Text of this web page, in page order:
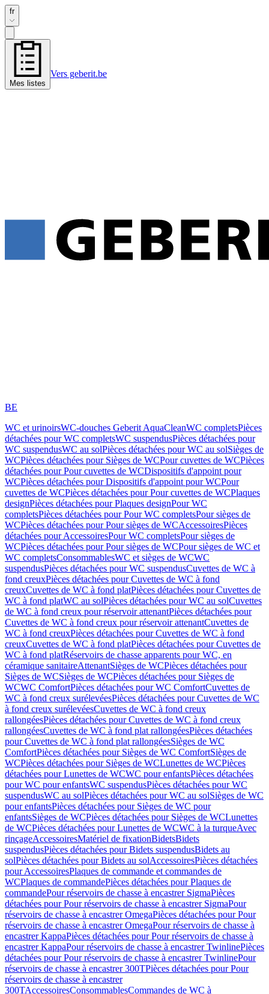
fr
Mes listes
Vers geberit.be
BE
WC et urinoirsWC-douches Geberit AquaCleanWC completsPièces
détachées pour WC completsWC suspendusPièces détachées pour
WC suspendusWC au solPièces détachées pour WC au solSièges de
WCPièces détachées pour Sièges de WCPour cuvettes de WCPièces
détachées pour Pour cuvettes de WCDispositifs d'appoint pour
WCPièces détachées pour Dispositifs d'appoint pour WCPour
cuvettes de WCPièces détachées pour Pour cuvettes de WCPlaques
designPièces détachées pour Plaques designPour WC
completsPièces détachées pour Pour WC completsPour sièges de
WCPièces détachées pour Pour sièges de WCAccessoiresPièces
détachées pour AccessoiresPour WC completsPour sièges de
WCPièces détachées pour Pour sièges de WCPour sièges de WC et
WC completsConsommablesWC et sièges de WCWC
suspendusPièces détachées pour WC suspendusCuvettes de WC à
fond creuxPièces détachées pour Cuvettes de WC à fond
creuxCuvettes de WC à fond platPièces détachées pour Cuvettes de
WC à fond platWC au solPièces détachées pour WC au solCuvettes
de WC à fond creux pour réservoir attenantPièces détachées pour
Cuvettes de WC à fond creux pour réservoir attenantCuvettes de
WC à fond creuxPièces détachées pour Cuvettes de WC à fond
creuxCuvettes de WC à fond platPièces détachées pour Cuvettes de
WC à fond platRéservoirs de chasse apparents pour WC, en
céramique sanitaireAttenantSièges de WCPièces détachées pour
Sièges de WCSièges de WCPièces détachées pour Sièges de
WCWC ComfortPièces détachées pour WC ComfortCuvettes de
WC à fond creux surélevéesPièces détachées pour Cuvettes de WC
à fond creux surélevéesCuvettes de WC à fond creux
rallongéesPièces détachées pour Cuvettes de WC à fond creux
rallongéesCuvettes de WC à fond plat rallongéesPièces détachées
pour Cuvettes de WC à fond plat rallongéesSièges de WC
ComfortPièces détachées pour Sièges de WC ComfortSièges de
WCPièces détachées pour Sièges de WCLunettes de WCPièces
détachées pour Lunettes de WCWC pour enfantsPièces détachées
pour WC pour enfantsWC suspendusPièces détachées pour WC
suspendusWC au solPièces détachées pour WC au solSièges de WC
pour enfantsPièces détachées pour Sièges de WC pour
enfantsSièges de WCPièces détachées pour Sièges de WCLunettes
de WCPièces détachées pour Lunettes de WCWC à la turqueAvec
rinçageAccessoiresMatériel de fixationBidetsBidets
suspendusPièces détachées pour Bidets suspendusBidets au
solPièces détachées pour Bidets au solAccessoiresPièces détachées
pour AccessoiresPlaques de commande et commandes de
WCPlaques de commandePièces détachées pour Plaques de
commandePour réservoirs de chasse à encastrer SigmaPièces
détachées pour Pour réservoirs de chasse à encastrer SigmaPour
réservoirs de chasse à encastrer OmegaPièces détachées pour Pour
réservoirs de chasse à encastrer OmegaPour réservoirs de chasse à
encastrer KappaPièces détachées pour Pour réservoirs de chasse à
encastrer KappaPour réservoirs de chasse à encastrer TwinlinePièces
détachées pour Pour réservoirs de chasse à encastrer TwinlinePour
réservoirs de chasse à encastrer 300TPièces détachées pour Pour
réservoirs de chasse à encastrer
300TAccessoiresConsommablesCommandes de WC à